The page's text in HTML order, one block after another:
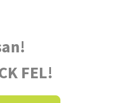
FEL!